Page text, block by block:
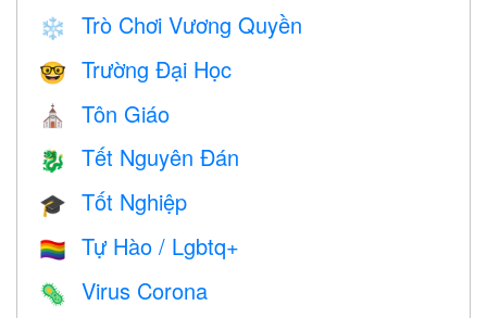
❄️ Trò Chơi Vương Quyền
🤓 Trường Đại Học
⛪️ Tôn Giáo
🐉 Tết Nguyên Đán
🎓 Tốt Nghiệp
🏳️‍🌈 Tự Hào / Lgbtq+
🦠 Virus Corona